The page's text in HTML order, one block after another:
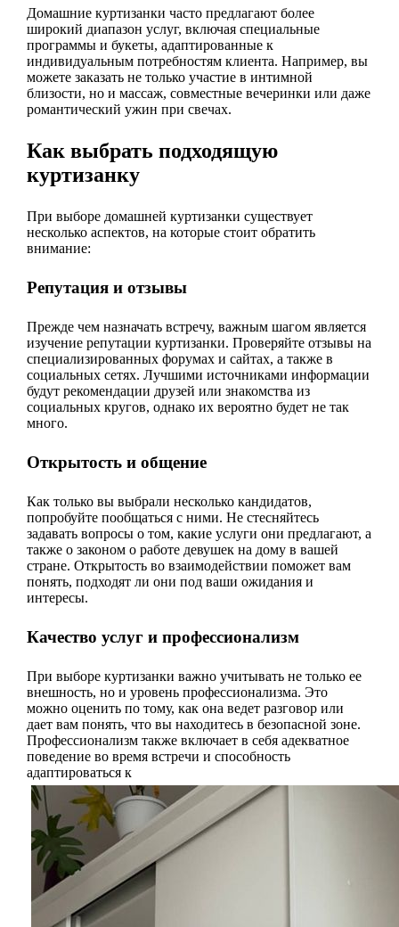
Домашние куртизанки часто предлагают более
широкий диапазон услуг, включая специальные
программы и букеты, адаптированные к
индивидуальным потребностям клиента. Например, вы
можете заказать не только участие в интимной
близости, но и массаж, совместные вечеринки или даже
романтический ужин при свечах.
Как выбрать подходящую
куртизанку
При выборе домашней куртизанки существует
несколько аспектов, на которые стоит обратить
внимание:
Репутация и отзывы
Прежде чем назначать встречу, важным шагом является
изучение репутации куртизанки. Проверяйте отзывы на
специализированных форумах и сайтах, а также в
социальных сетях. Лучшими источниками информации
будут рекомендации друзей или знакомства из
социальных кругов, однако их вероятно будет не так
много.
Открытость и общение
Как только вы выбрали несколько кандидатов,
попробуйте пообщаться с ними. Не стесняйтесь
задавать вопросы о том, какие услуги они предлагают, а
также о законом о работе девушек на дому в вашей
стране. Открытость во взаимодействии поможет вам
понять, подходят ли они под ваши ожидания и
интересы.
Качество услуг и профессионализм
При выборе куртизанки важно учитывать не только ее
внешность, но и уровень профессионализма. Это
можно оценить по тому, как она ведет разговор или
дает вам понять, что вы находитесь в безопасной зоне.
Профессионализм также включает в себя адекватное
поведение во время встречи и способность
адаптироваться к